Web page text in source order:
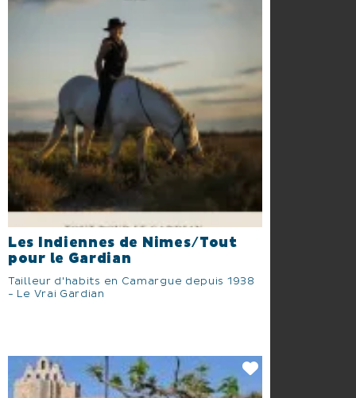
Les Indiennes de Nimes/Tout
pour le Gardian
Tailleur d'habits en Camargue depuis 1938
- Le Vrai Gardian